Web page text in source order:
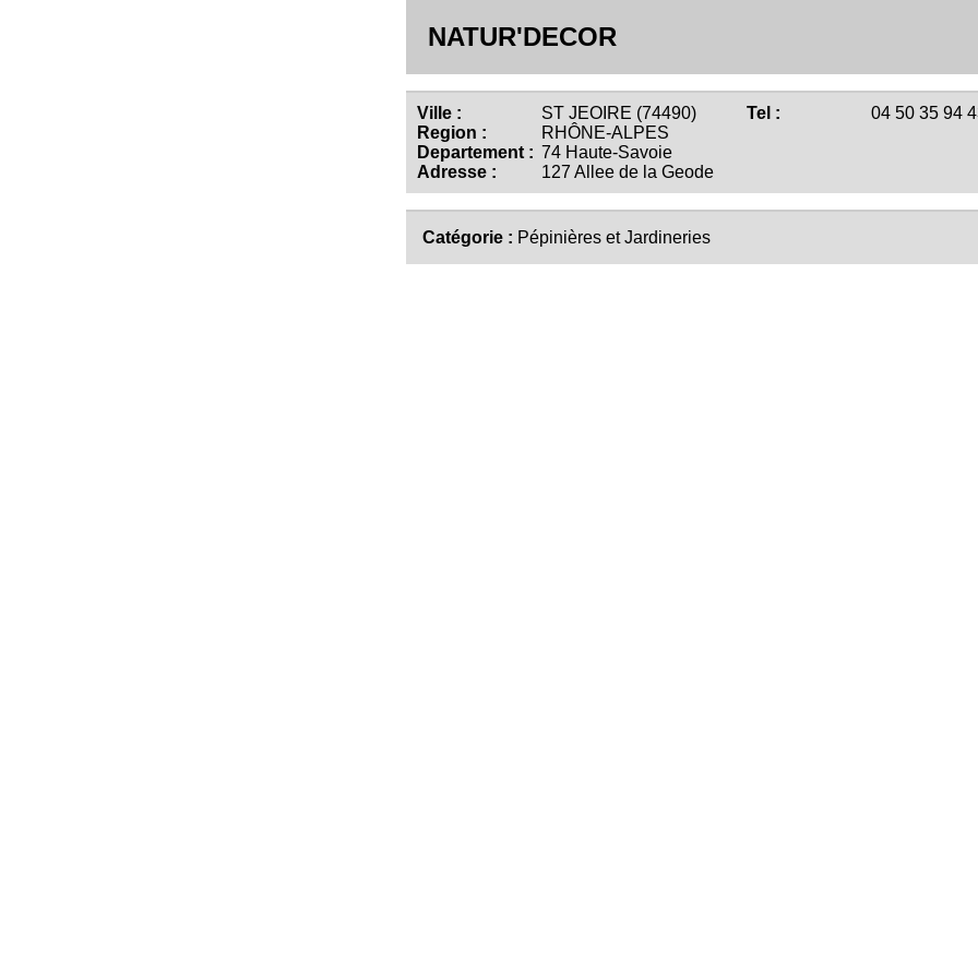
NATUR'DECOR
Ville :
ST JEOIRE (74490)
Region :
RHÔNE-ALPES
Departement : 74 Haute-Savoie
Adresse :
127 Allee de la Geode
Tel : 04 50 35 94
Catégorie : Pépinières et Jardineries